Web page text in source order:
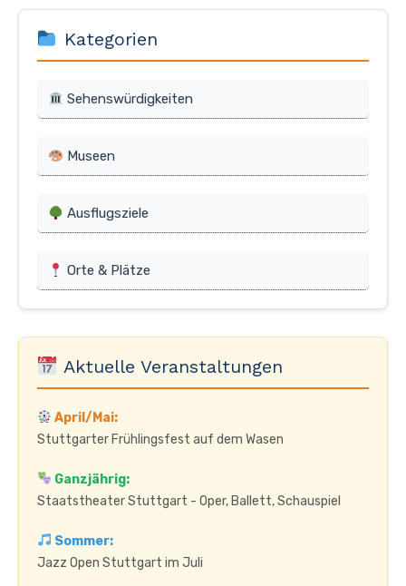
Kategorien
Sehenswürdigkeiten
Museen
Ausflugsziele
Orte & Plätze
Aktuelle Veranstaltungen
April/Mai:
Stuttgarter Frühlingsfest auf dem Wasen
Ganzjährig:
Staatstheater Stuttgart - Oper, Ballett, Schauspiel
Sommer:
Jazz Open Stuttgart im Juli